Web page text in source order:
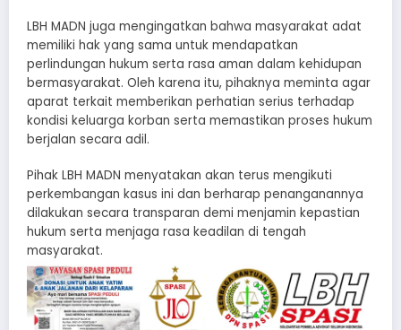
LBH MADN juga mengingatkan bahwa masyarakat adat
memiliki hak yang sama untuk mendapatkan
perlindungan hukum serta rasa aman dalam kehidupan
bermasyarakat. Oleh karena itu, pihaknya meminta agar
aparat terkait memberikan perhatian serius terhadap
kondisi keluarga korban serta memastikan proses hukum
berjalan secara adil.
Pihak LBH MADN menyatakan akan terus mengikuti
perkembangan kasus ini dan berharap penanganannya
dilakukan secara transparan demi menjamin kepastian
hukum serta menjaga rasa keadilan di tengah
masyarakat.